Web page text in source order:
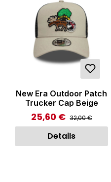
New Era Outdoor Patch
Trucker Cap Beige
Verkaufspreis:
25,60 € Regulärer Preis:
32,00 €
Details